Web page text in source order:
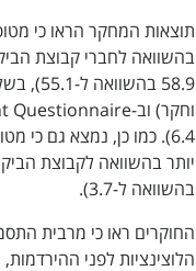
תוצאות המחקר הראו כי
58.9
וחקר) וב-Creative Achievement Questionnaire
6.4). כמו כן, נמצא גם כי
בהשוואה ל-3.7).
החוקרים ראו כי מרבית
הלוצינציות לפני